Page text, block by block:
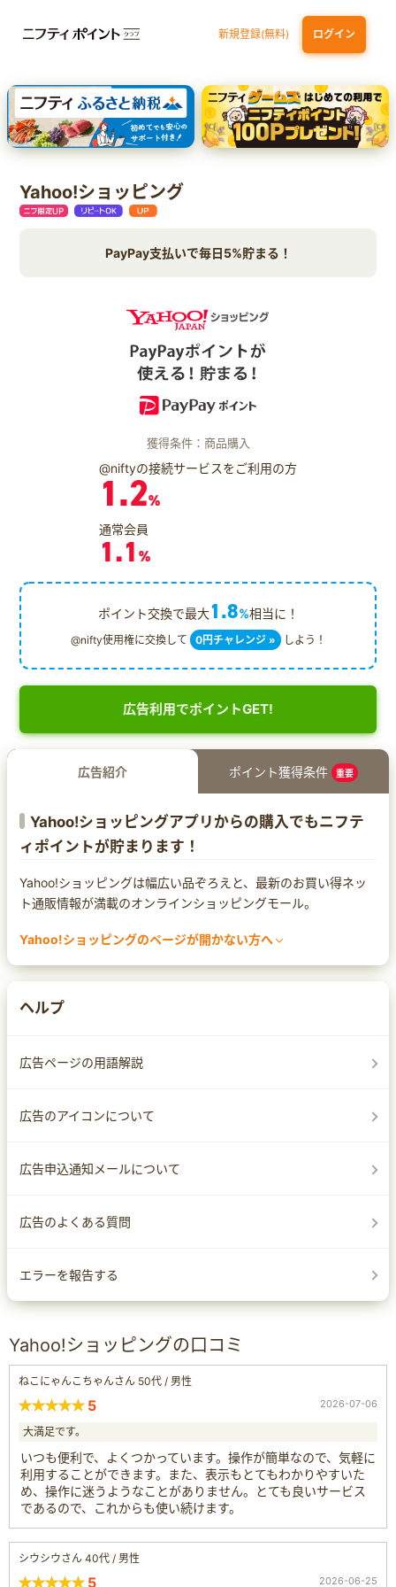
新規登録(無料) ログイン
dカード 九州カードNEXT JCB ORIGINAL SERIES：JCBカード S
三井住友カード ゴールド（NL）（家族カード発行）
【実質初月無料】DMM | Disney+(ディズニープラス) セットプラン
Yahoo!ショッピング
PayPay支払いで毎日5%貯まる！
獲得条件：商品購入
@niftyの接続サービスをご利用の方
1.2%
通常会員
1.1 %
ポイント交換で最大1.8%相当に！
@nifty使用権に交換して 0円チャレンジ » しよう！
広告利用でポイントGET!
広告紹介 ポイント獲得条件 重要
Yahoo!ショッピングアプリからの購入でもニフテ
ィポイントが貯まります！
Yahoo!ショッピングは幅広い品ぞろえと、最新のお買い得ネッ
ト通販情報が満載のオンラインショッピングモール。
Yahoo!ショッピングのページが開かない方へ
る場合があります。
Yahoo!ショッピングのページが開かなかったり、警告の文言が
なお、設定方法は
サイトへ移動する
トのマニュアルをご確認ください。
ヘルプ
広告ページの用語解説
広告のアイコンについて
広告申込通知メールについて
広告のよくある質問
エラーを報告する
Yahoo!ショッピングの口コミ
ねこにゃんこちゃんさん 50代 / 男性
5 2026-07-06
大満足です。
いつも便利で、よくつかっています。操作が簡単なので、気軽に
利用することができます。また、表示もとてもわかりやすいた
め、操作に迷うようなことがありません。とても良いサービス
であるので、これからも使い続けます。
シウシウさん 40代 / 男性
5 2026-06-25